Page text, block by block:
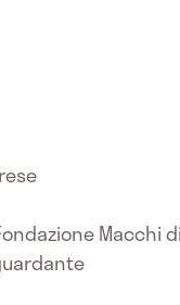
Macchi